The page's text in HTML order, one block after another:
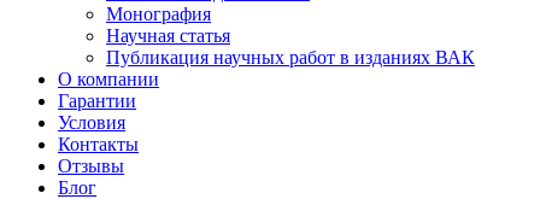
Монография
Научная статья
Публикация научных работ в изданиях ВАК
О компании
Гарантии
Условия
Контакты
Отзывы
Блог